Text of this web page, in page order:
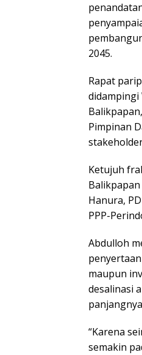
2045.
Rapat
didampingi
Pimpinan
Ketujuh
Hanura,
PPP-
Abdulloh
maupun
desalinasi
“Karena
semakin